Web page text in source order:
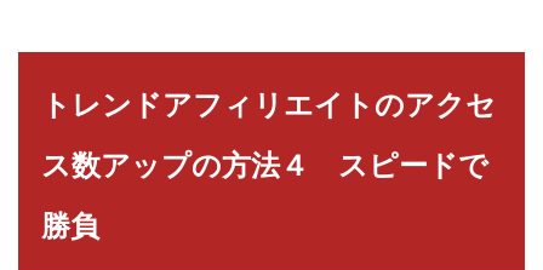
トレンドアフィリエイトのアクセ
ス数アップの方法４ スピードで
勝負